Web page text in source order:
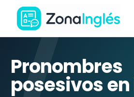
Saltar
contenido
Ir
la
portada
Pronombres
posesivos